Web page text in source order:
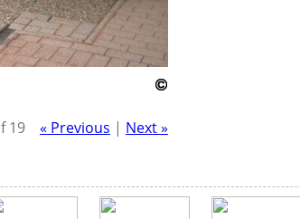
19 « Previous | Next »